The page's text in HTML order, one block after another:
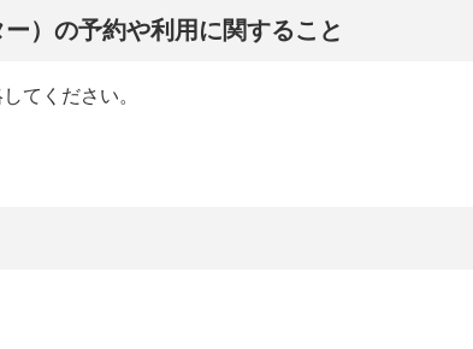
）の予約や利用に関すること
てください。